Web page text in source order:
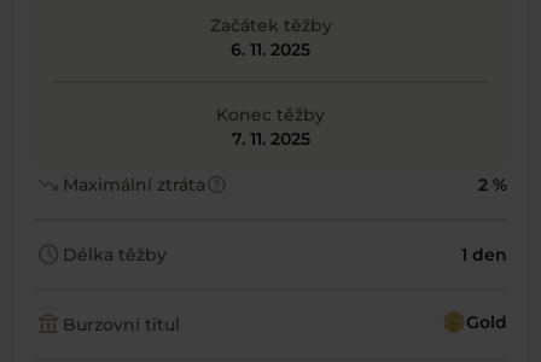
Začátek těžby
6. 11. 2025
Konec těžby
7. 11. 2025
trending_down Maximální ztrátahelp 2 %
schedule Délka těžby 1 den
account_balance Burzovní titul Gold